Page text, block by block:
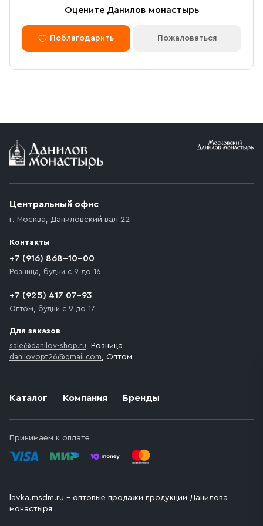
Оцените Данилов монастырь
Поблагодарить Пожаловаться
Каталог Компания Бренды
Принимаем к оплате
Центральный офис
г. Москва, Даниловский вал 22
Контакты
+7 (916) 868-10-00
Розница, будни с 9 до 16
+7 (925) 417 07-93
Оптом, будни с 9 до 17
Для заказов
sale@danilov-shop.ru, Розница
danilovopt26@gmail.com, Оптом
lavka.msdm.ru – оптовые продажи продукции Данилова
монастыря